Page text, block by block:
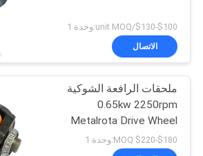
POLICY
شاحنة البليت
44
$100-$130/unit MOQ:وحدة 1
الاتصال
ملحقات الرافعة الشوكية
0.65kw 2250rpm
Metalrota Drive Wheel
Assembly
$180-$220 MOQ:وحدة 1